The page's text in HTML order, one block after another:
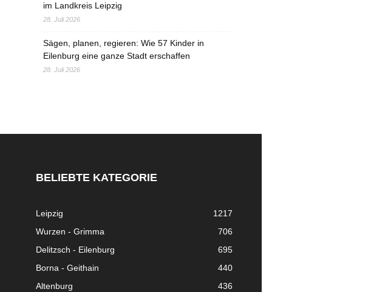
im Landkreis Leipzig
28. Juli 2026
Sägen, planen, regieren: Wie 57 Kinder in
Eilenburg eine ganze Stadt erschaffen
28. Juli 2026
BELIEBTE KATEGORIE
Leipzig
1217
Wurzen - Grimma
706
Delitzsch - Eilenburg
695
Borna - Geithain
440
Altenburg
436